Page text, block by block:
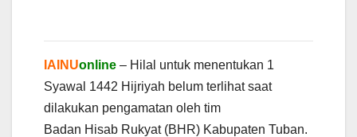
IAINUonline – Hilal untuk menentukan 1
Syawal 1442 Hijriyah belum terlihat saat
dilakukan pengamatan oleh tim
Badan Hisab Rukyat (BHR) Kabupaten Tuban.